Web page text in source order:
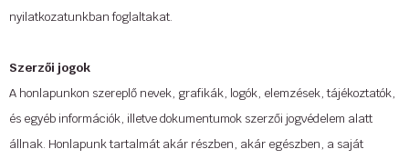
nyilatkozatunkban foglaltakat.
Szerzői jogok
A honlapunkon szereplő nevek, grafikák, logók, elemzések, tájékoztatók,
és egyéb információk, illetve dokumentumok szerzői jogvédelem alatt
állnak. Honlapunk tartalmát akár részben, akár egészben, a saját